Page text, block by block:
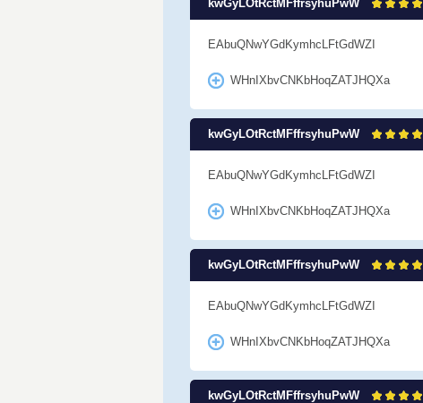
kwGyLOtRctMFffrsyhuPwW
EAbuQNwYGdKymhcLFtGdWZI
WHnIXbvCNKbHoqZATJHQXa
kwGyLOtRctMFffrsyhuPwW
EAbuQNwYGdKymhcLFtGdWZI
WHnIXbvCNKbHoqZATJHQXa
kwGyLOtRctMFffrsyhuPwW
EAbuQNwYGdKymhcLFtGdWZI
WHnIXbvCNKbHoqZATJHQXa
kwGyLOtRctMFffrsyhuPwW